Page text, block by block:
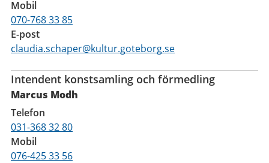
Mobil
070-768 33 85
E-post
claudia.schaper@kultur.goteborg.se
Intendent konstsamling och förmedling
Marcus Modh
Telefon
031-368 32 80
Mobil
076-425 33 56